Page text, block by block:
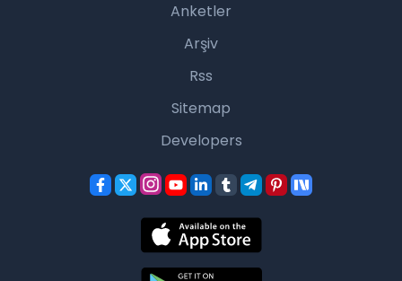
Anketler
Arşiv
Rss
Sitemap
Developers